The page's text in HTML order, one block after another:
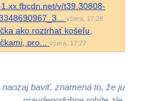
v/t39.30808-
včera, 17:28
ako roztrhať košeľu,
pro...
včera, 17:27
baviť, znamená to, že ju